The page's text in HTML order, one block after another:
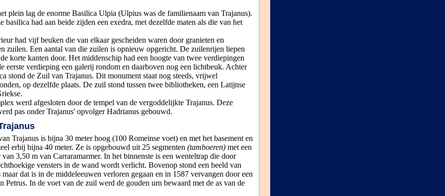
plein lag de enorme Basilica Ulpia (Ulpius was de familienaam van Trajanus).
basilica had aan beide zijden een exedra, met dezelfde maten als die van het
had vijf beuken die van elkaar gescheiden waren door granieten en
zuilen. Een aantal van die zuilen is opnieuw opgericht. De zuilenrijen liepen
korte kanten door. Het middenschip had een hoogte van twee verdiepingen
eerste verdieping een galerij rondom en daarboven nog een lichtbeuk. Achter
stond de Zuil van Trajanus. Dit monument staat nog steeds, vrijwel
op dezelfde plaats. De zuil stond tussen twee bibliotheken, een Latijnse
werd afgesloten door de tempel van de vergoddelijkte Trajanus. Deze
pas onder Trajanus' opvolger Hadrianus gebouwd.
Trajanus is bijna 30 meter hoog (100 Romeinse voet) en met het basement en
erbij bijna 40 meter. Ze is opgebouwd uit 25 segmenten (tamboeren) met een
van 3,50 m van Carraramarmer. In het binnenste is een wenteltrap die door
vensters in de wand wordt verlicht. Bovenop stond een beeld van
maar dat is in de middeleeuwen verloren gegaan en in 1587 vervangen door een
Petrus. In de voet van de zuil werd de gouden urn bewaard met de as van de